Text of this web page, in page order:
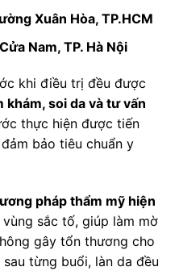
Xuân Hòa, TP.HCM
Nam, TP. Hà Nội
khi điều trị đều được
soi da và tư vấn
thực hiện được tiến
bảo tiêu chuẩn y
pháp thẩm mỹ hiện
sắc tố, giúp làm mờ
gây tổn thương cho
từng buổi, làn da đều